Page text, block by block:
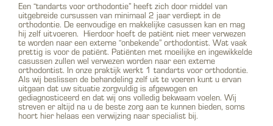
Een “tandarts voor orthodontie” heeft zich door middel van
uitgebreide cursussen van minimaal 2 jaar verdiept in de
orthodontie. De eenvoudige en makkelijke casussen kan en mag
hij zelf uitvoeren. Hierdoor hoeft de patiënt niet meer verwezen
te worden naar een externe “onbekende” orthodontist. Wat vaak
prettig is voor de patiënt. Patiënten met moeilijke en ingewikkelde
casussen zullen wel verwezen worden naar een externe
orthodontist. In onze praktijk werkt 1 tandarts voor orthodontie.
Als wij beslissen de behandeling zelf uit te voeren kunt u ervan
uitgaan dat uw situatie zorgvuldig is afgewogen en
gediagnosticeerd en dat wij ons volledig bekwaam voelen. Wij
streven er altijd na u de beste zorg aan te kunnen bieden, soms
hoort hier helaas een verwijzing naar specialist bij.